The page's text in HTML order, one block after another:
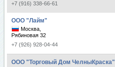
+7 (916) 338-66-61
ООО "Лайм"
Москва,
Рябиновая 32
+7 (926) 928-04-44
ООО "Торговый Дом ЧелныКраска"